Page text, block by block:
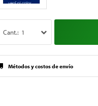
1
Métodos y costos de envío